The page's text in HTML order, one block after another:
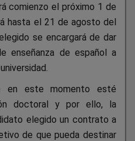
comienzo el próximo 1 de
hasta el 21 de agosto del
se encargará de dar
enseñanza de español a
en este momento esté
doctoral y por ello, la
elegido un contrato a
de que pueda destinar